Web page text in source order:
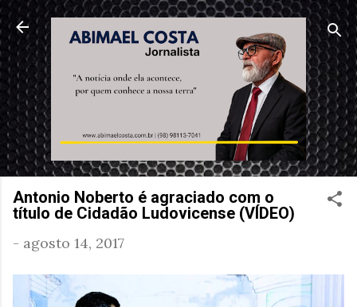
Pular para o conteúdo principal
Antonio Noberto é agraciado com o
título de Cidadão Ludovicense (VÍDEO)
- agosto 14, 2017